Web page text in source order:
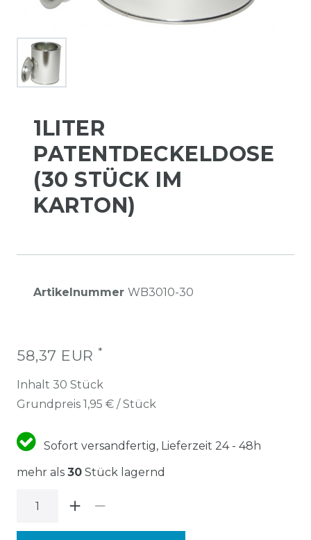
1LITER
PATENTDECKELDOSE
(30 STÜCK IM
KARTON)
Artikelnummer WB3010-30
58,37 EUR *
Inhalt 30 Stück
Grundpreis 1,95 € / Stück
Sofort versandfertig, Lieferzeit 24 - 48h
mehr als 30 Stück lagernd